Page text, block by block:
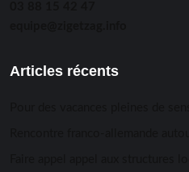
Articles récents